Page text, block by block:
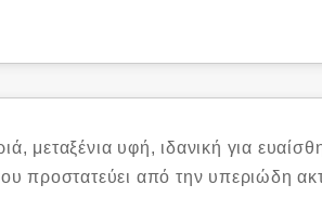
μεταξένια υφή, ιδανική για
προστατεύει από την υπεριώδη